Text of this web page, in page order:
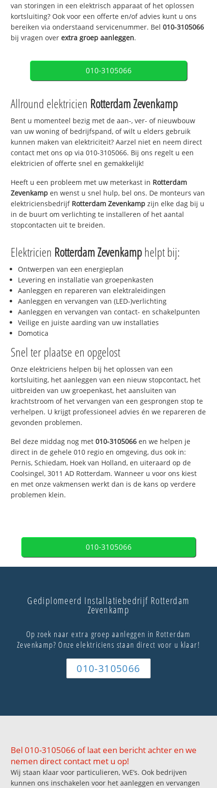
van storingen in een elektrisch apparaat of het oplossen
kortsluiting? Ook voor een offerte en/of advies kunt u ons
bereiken via onderstaand servicenummer. Bel010-3105066
bij vragen overextra groep aanleggen.
010-3105066
Allround elektricien Rotterdam Zevenkamp
Bent u momenteel bezig met de aan-, ver- of nieuwbouw
van uw woning of bedrijfspand, of wilt u elders gebruik
kunnen maken van elektriciteit? Aarzel niet en neem direct
contact met ons op via 010-3105066. Bij ons regelt u een
elektricien of offerte snel en gemakkelijk!
Heeft u een probleem met uw meterkast in Rotterdam
Zevenkamp en wenst u snel hulp, bel ons. De monteurs van
elektriciensbedrijf Rotterdam Zevenkamp zijn elke dag bij u
in de buurt om verlichting te installeren of het aantal
stopcontacten uit te breiden.
Elektricien Rotterdam Zevenkamphelpt bij:
Ontwerpen van een energieplan
Levering en installatie van groepenkasten
Aanleggen en repareren van elektraleidingen
Aanleggen en vervangen van (LED-)verlichting
Aanleggen en vervangen van contact- en schakelpunten
Veilige en juiste aarding van uw installaties
Domotica
Snel ter plaatse en opgelost
Onze elektriciens helpen bij het oplossen van een
kortsluiting, het aanleggen van een nieuw stopcontact, het
uitbreiden van uw groepenkast, het aansluiten van
krachtstroom of het vervangen van een gesprongen stop te
verhelpen. U krijgt professioneel advies én we repareren de
gevonden problemen.
Bel deze middag nog met010-3105066 en we helpen je
direct in de gehele 010 regio en omgeving, dus ook in:
Pernis, Schiedam, Hoek van Holland, en uiteraard op de
Coolsingel, 3011 AD Rotterdam. Wanneer u voor ons kiest
en met onze vakmensen werkt dan is de kans op verdere
problemen klein.
010-3105066
Gediplomeerd Installatiebedrijf Rotterdam
Zevenkamp
Op zoek naar extra groep aanleggen in Rotterdam
Zevenkamp? Onze elektriciens staan direct voor u klaar!
010-3105066
Bel 010-3105066 of laat een bericht achter en we
nemen direct contact met u op!
Wij staan klaar voor particulieren, VvE’s. Ook bedrijven
kunnen ons inschakelen voor het aanleggen en vervangen